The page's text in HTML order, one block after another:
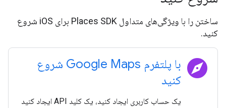
ساختن را با ویژگی‌های متداول Places SDK برای iOS شروع
کنید.
explore
با پلتفرم Google Maps شروع
کنید
یک حساب کاربری ایجاد کنید، یک کلید API ایجاد کنید